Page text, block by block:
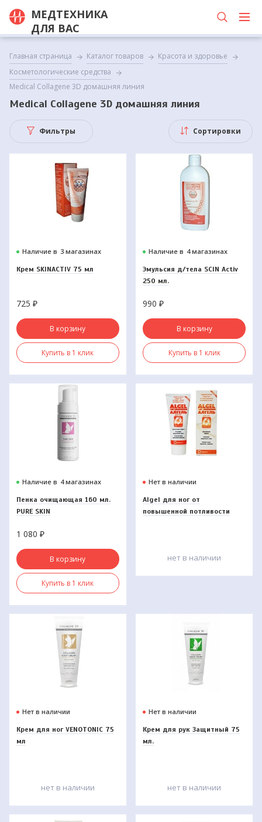
МЕДТЕХНИКА
ДЛЯ ВАС
Главная страница Каталог товаров
Красота и здоровье
Косметологические средства
Medical Collagene 3D домашняя линия
Medical Collagene 3D домашняя линия
Фильтры Сортировки
Наличие в 3 магазинах
Крем SKINACTIV 75 мл
725 ₽
В корзину
Купить в 1 клик
Наличие в 4 магазинах
Эмульсия д/тела SCIN Activ
250 мл.
990₽
В корзину
Купить в 1 клик
Наличие в 4 магазинах
Пенка очищающая 160 мл.
PURE SKIN
1 080 ₽
В корзину
Купить в 1 клик
Нет в наличии
Algel для ног от
повышенной потливости
нет в наличии
Нет в наличии
Крем для ног VENOTONIC 75
мл
нет в наличии
Нет в наличии
Крем для рук Защитный 75
мл.
нет в наличии